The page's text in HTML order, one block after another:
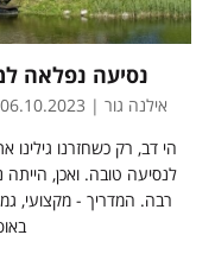
נסיעה נפלאה
אילנה גור | 06.10.2023 | ליטא, לטביה ואסטוניה
הי דב, רק כשחזרנו גילינו
לנסיעה טובה. ואכן,
רבה. המדריך - מקצועי,